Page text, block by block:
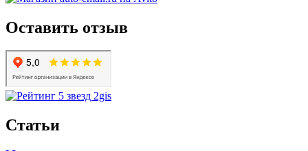
Оставить отзыв
Статьи